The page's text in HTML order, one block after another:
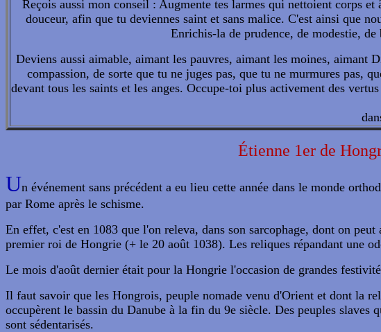
Reçois aussi mon conseil : Augmente tes larmes qui nettoient corps
douceur, afin que tu deviennes saint et sans malice. C'est ainsi que
Enrichis-la de prudence, de modestie,
Deviens aussi aimable, aimant les pauvres, aimant les moines,
compassion, de sorte que tu ne juges pas, que tu ne murmures pas,
devant tous les saints et les anges. Occupe-toi plus activement des
Étienne 1er de
Un événement sans précédent a eu lieu cette année dans le monde
par Rome après le schisme.
En effet, c'est en 1083 que l'on releva, dans son sarcophage, dont on
premier roi de Hongrie (+ le 20 août 1038). Les reliques répandant une
Le mois d'août dernier était pour la Hongrie l'occasion de grandes
Il faut savoir que les Hongrois, peuple nomade venu d'Orient et dont la
occupèrent le bassin du Danube à la fin du 9e siècle. Des peuples
sont sédentarisés.